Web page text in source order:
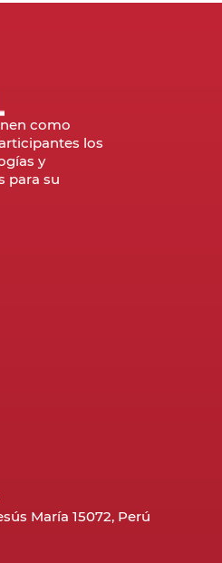
como
los
y
para su
María 15072, Perú